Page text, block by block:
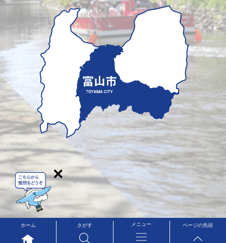
ホーム さがす メニュー ページの先頭
×